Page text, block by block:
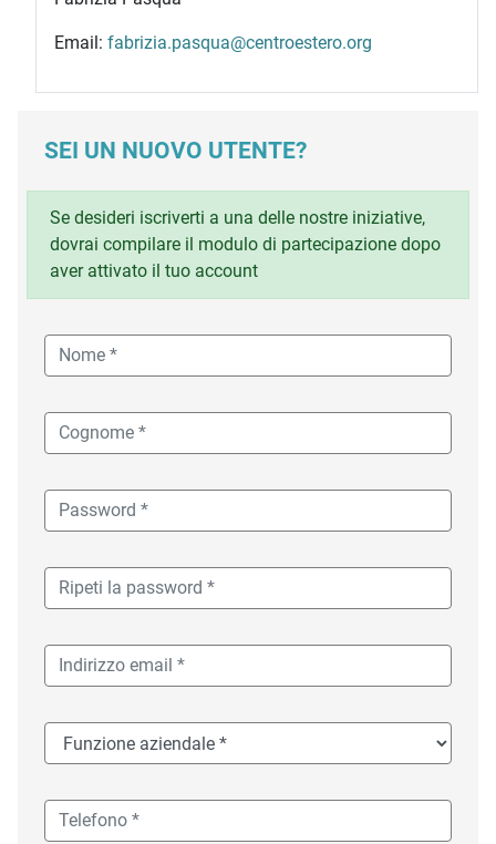
Email: fabrizia.pasqua@centroestero.org
SEI UN NUOVO UTENTE?
Se desideri iscriverti a una delle nostre iniziative,
dovrai compilare il modulo di partecipazione dopo
aver attivato il tuo account